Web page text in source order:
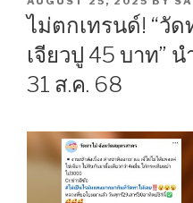
ON
ไม่ตกเทรนด์! “วัด
เจียวปู 45 บาท”
31 ส.ค. 68